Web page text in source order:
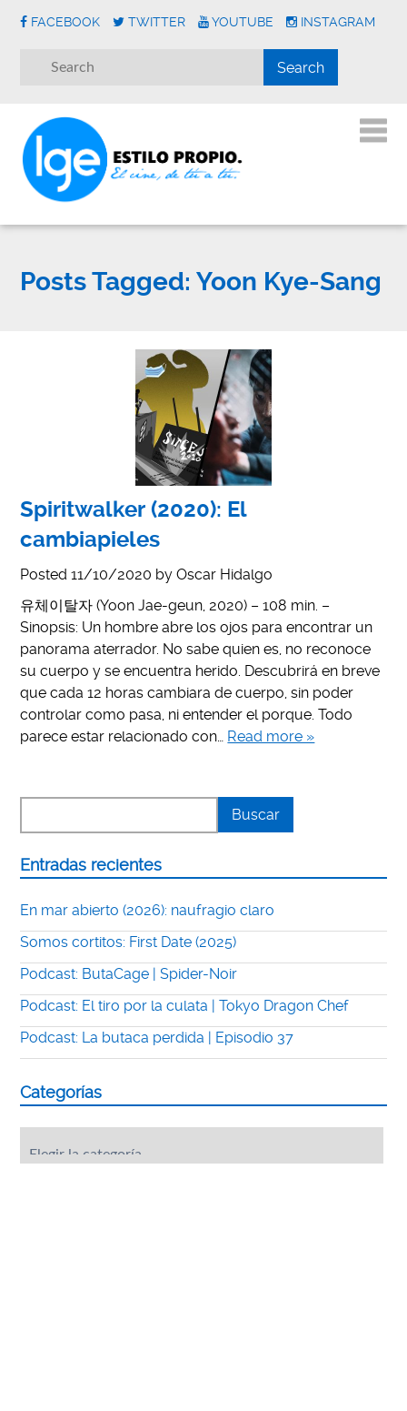
FACEBOOK TWITTER YOUTUBE INSTAGRAM
Posts Tagged: Yoon Kye-Sang
Spiritwalker (2020): El
cambiapieles
Posted11/10/2020 byOscar Hidalgo
유체이탈자 (Yoon Jae-geun, 2020) – 108 min. –
Sinopsis: Un hombre abre los ojos para encontrar un
panorama aterrador. No sabe quien es, no reconoce
su cuerpo y se encuentra herido. Descubrirá en breve
que cada 12 horas cambiara de cuerpo, sin poder
controlar como pasa, ni entender el porque. Todo
parece estar relacionado con… Read more »
Entradas recientes
En mar abierto (2026): naufragio claro
Somos cortitos: First Date (2025)
Podcast: ButaCage | Spider-Noir
Podcast: El tiro por la culata | Tokyo Dragon Chef
Podcast: La butaca perdida | Episodio 37
Categorías